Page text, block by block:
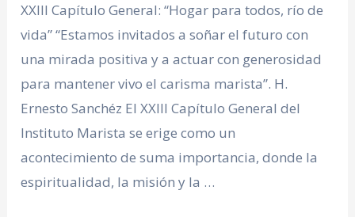
XXIII Capítulo General: “Hogar para todos, río de
vida” “Estamos invitados a soñar el futuro con
una mirada positiva y a actuar con generosidad
para mantener vivo el carisma marista”. H.
Ernesto Sanchéz El XXIII Capítulo General del
Instituto Marista se erige como un
acontecimiento de suma importancia, donde la
espiritualidad, la misión y la …